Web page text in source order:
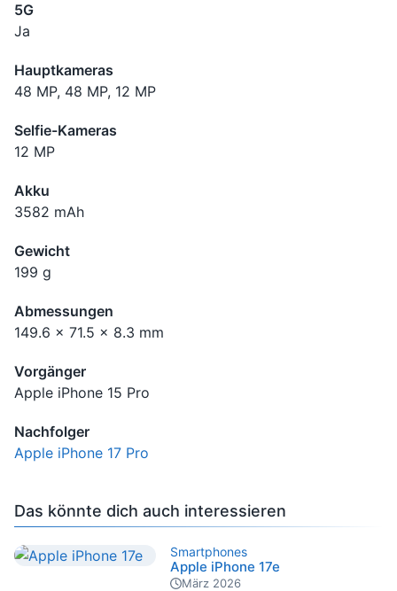
5G
Ja
Hauptkameras
48 MP, 48 MP, 12 MP
Selfie-Kameras
12 MP
Akku
3582 mAh
Gewicht
199 g
Abmessungen
149.6 x 71.5 x 8.3 mm
Vorgänger
Apple iPhone 15 Pro
Nachfolger
Apple iPhone 17 Pro
Das könnte dich auch interessieren
Smartphones
Apple iPhone 17e
März 2026